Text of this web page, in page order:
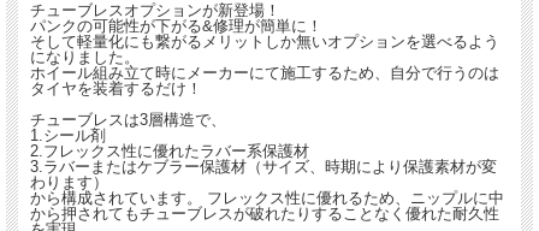
チューブレスオプションが新登場！
パンクの可能性が下がる&修理が簡単に！
そして軽量化にも繋がるメリットしか無いオプションを選べるよう
になりました。
ホイール組み立て時にメーカーにて施工するため、自分で行うのは
タイヤを装着するだけ！
チューブレスは3層構造で、
1.シール剤
2.フレックス性に優れたラバー系保護材
3.ラバーまたはケブラー保護材（サイズ、時期により保護素材が変
わります）
から構成されています。 フレックス性に優れるため、ニップルに中
から押されてもチューブレスが破れたりすることなく優れた耐久性